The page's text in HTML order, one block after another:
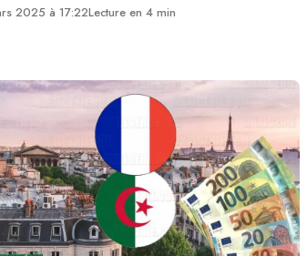
2025 à 17:22Lecture en 4 min